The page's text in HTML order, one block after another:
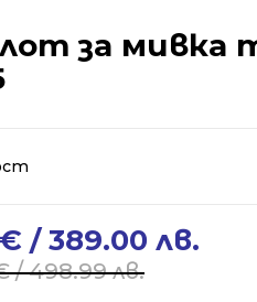
за мивка
/ 498.99 лв.
€ / 389.00 лв.